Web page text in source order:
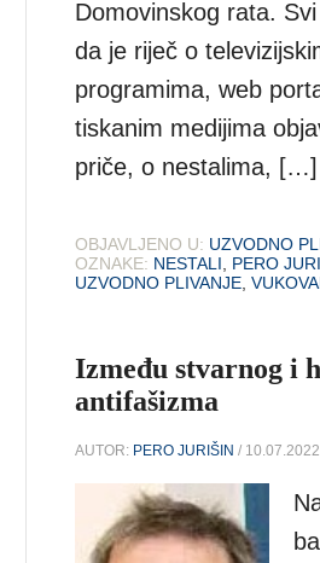
Domovinskog rata.
da je riječ o
programima, web
tiskanim medijima
priče, o nestalima, […]
OBJAVLJENO U: UZVODNO
OZNAKE: NESTALI PERO
UZVODNO PLIVANJE ,
Između stvarnog i
antifašizma
AUTOR: PERO JURIŠIN / 10.07.2022.